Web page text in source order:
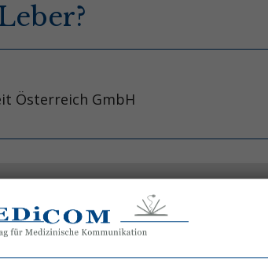
Österreich GmbH
a lower risk of hepatotoxicity after
AF, Malkowska AM,